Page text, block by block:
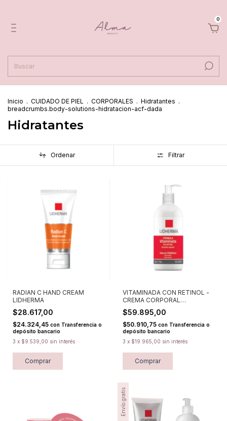
0
Inicio . CUIDADO DE PIEL . CORPORALES . Hidratantes .
breadcrumbs.body-solutions-hidratacion-acf-dada
Hidratantes
Ordenar Filtrar
RADIAN C HAND CREAM
LIDHERMA
$28.617,00
$24.324,45 con Transferencia o
depósito bancario
3 x $9.539,00 sin interés
Comprar
VITAMINADA CON RETINOL -
CREMA CORPORAL
HIDRATANTE LIDHERMA
$59.895,00
$50.910,75 con Transferencia o
depósito bancario
3 x $19.965,00 sin interés
Comprar
Envío gratis